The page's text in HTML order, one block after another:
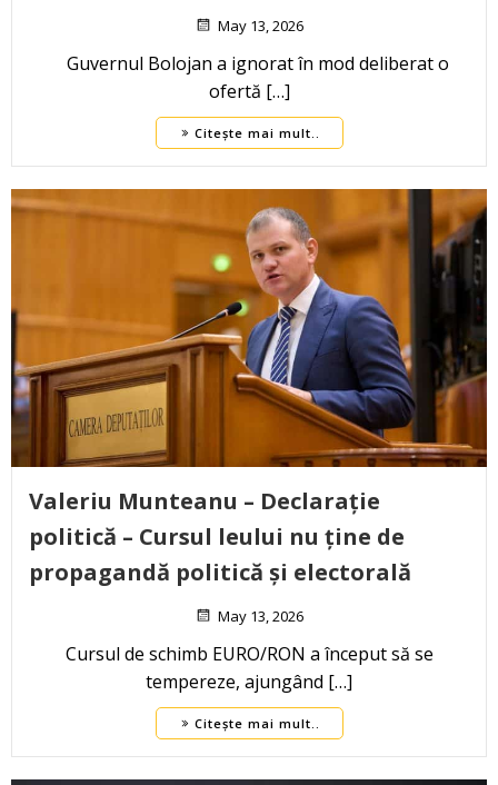
May 13, 2026
Guvernul Bolojan a ignorat în mod deliberat o
ofertă […]
Citește mai mult..
Valeriu Munteanu – Declarație
politică – Cursul leului nu ține de
propagandă politică și electorală
May 13, 2026
Cursul de schimb EURO/RON a început să se
tempereze, ajungând […]
Citește mai mult..